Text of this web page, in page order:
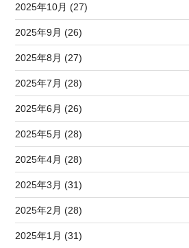
2025年10月 (27)
2025年9月 (26)
2025年8月 (27)
2025年7月 (28)
2025年6月 (26)
2025年5月 (28)
2025年4月 (28)
2025年3月 (31)
2025年2月 (28)
2025年1月 (31)